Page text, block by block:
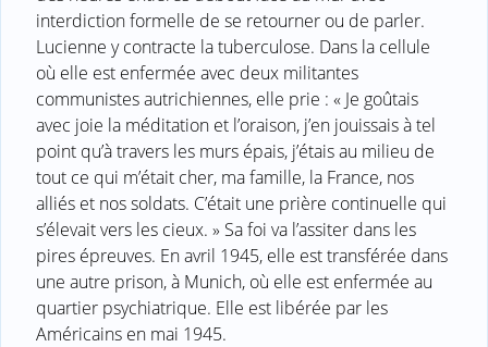
interdiction formelle de se retourner ou de parler.
Lucienne y contracte la tuberculose. Dans la cellule
où elle est enfermée avec deux militantes
communistes autrichiennes, elle prie : « Je goûtais
avec joie la méditation et l’oraison, j’en jouissais à tel
point qu’à travers les murs épais, j’étais au milieu de
tout ce qui m’était cher, ma famille, la France, nos
alliés et nos soldats. C’était une prière continuelle qui
s’élevait vers les cieux. » Sa foi va l’assiter dans les
pires épreuves. En avril 1945, elle est transférée dans
une autre prison, à Munich, où elle est enfermée au
quartier psychiatrique. Elle est libérée par les
Américains en mai 1945.